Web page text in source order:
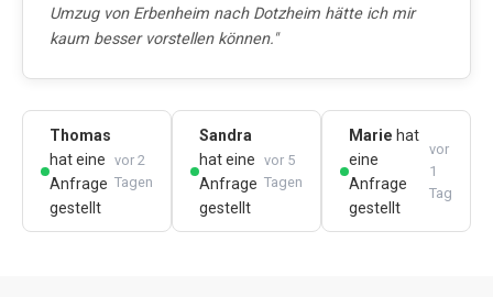
Umzug von Erbenheim nach Dotzheim hätte ich mir
kaum besser vorstellen können."
Thomas
hat eine
Anfrage
gestellt
vor 2
Tagen
Sandra
hat eine
Anfrage
gestellt
vor 5
Tagen
Marie hat
eine
Anfrage
gestellt
vor
1
Tag